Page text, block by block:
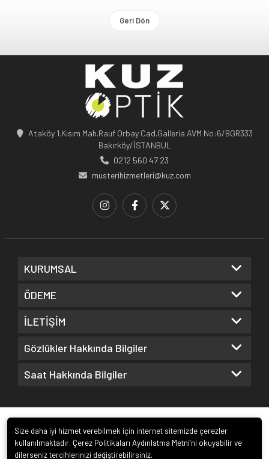
Geri Dön
Ataköy 1.Kısım Mah.Rauf Orbay Cad.Galleria AVM No:6/BGR333
Bakırköy/İSTANBUL
0212 560 47 23
musterihizmetleri@kuz.com
KURUMSAL
ÖDEME
İLETİŞİM
Gözlükler Hakkında Bilgiler
Saat Hakkında Bilgiler
Size daha iyi hizmet verebilmek için internet sitemizde çerezler
kullanılmaktadır. Çerez Politikaları Aydınlatma Metni’ni okuyabilir ve
dilerseniz tercihlerinizi değiştirebilirsiniz.